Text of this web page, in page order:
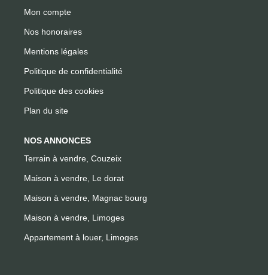
Mon compte
Nos honoraires
Mentions légales
Politique de confidentialité
Politique des cookies
Plan du site
NOS ANNONCES
Terrain à vendre, Couzeix
Maison à vendre, Le dorat
Maison à vendre, Magnac bourg
Maison à vendre, Limoges
Appartement à louer, Limoges